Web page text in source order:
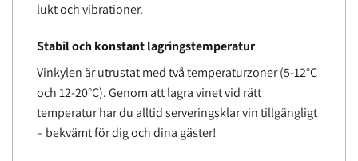
lukt och vibrationer.
Stabil och konstant lagringstemperatur
Vinkylen är utrustat med två temperaturzoner (5-12°C
och 12-20°C). Genom att lagra vinet vid rätt
temperatur har du alltid serveringsklar vin tillgängligt
– bekvämt för dig och dina gäster!